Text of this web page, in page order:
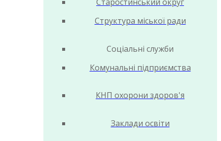
Старостинський округ
Структура міської ради
Соціальні служби
Комунальні підприємства
КНП охорони здоров'я
Заклади освіти